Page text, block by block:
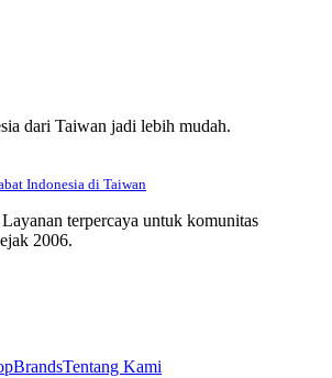
dari Taiwan jadi lebih mudah.
Indonesia di Taiwan
terpercaya untuk komunitas
2006.
BrandsTentang Kami